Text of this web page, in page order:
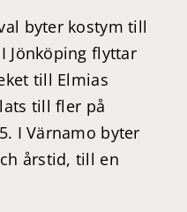
byter kostym till
Jönköping flyttar
till Elmias
till fler på
I Värnamo byter
årstid, till en